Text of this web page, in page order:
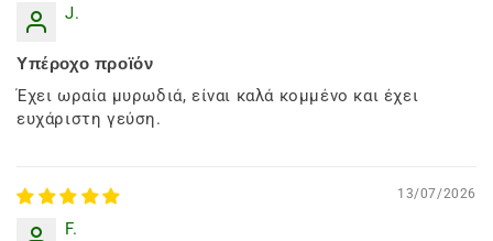
J.
Υπέροχο προϊόν
Έχει ωραία μυρωδιά, είναι καλά κομμένο και έχει
ευχάριστη γεύση.
13/07/2026
F.